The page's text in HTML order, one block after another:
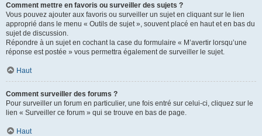
Comment mettre en favoris ou surveiller des sujets ?
Vous pouvez ajouter aux favoris ou surveiller un sujet en cliquant sur le lien
approprié dans le menu « Outils de sujet », souvent placé en haut et en bas du
sujet de discussion.
Répondre à un sujet en cochant la case du formulaire « M’avertir lorsqu’une
réponse est postée » vous permettra également de surveiller le sujet.
Haut
Comment surveiller des forums ?
Pour surveiller un forum en particulier, une fois entré sur celui-ci, cliquez sur le
lien « Surveiller ce forum » qui se trouve en bas de page.
Haut